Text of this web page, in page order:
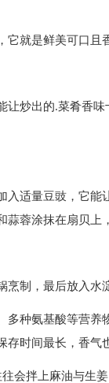
它就是鲜美可口且
让炒出的.菜肴香
入适量豆豉，它
蒜蓉涂抹在扇贝上
烹制，最后放入水
多种氨基酸等营
存时间最长，香气
会拌上麻油与生